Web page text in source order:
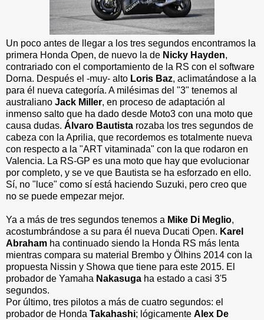
Un poco antes de llegar a los tres segundos encontramos la
primera Honda Open, de nuevo la de Nicky Hayden,
contrariado con el comportamiento de la RS con el software
Dorna. Después el -muy- alto Loris Baz, aclimatándose a la
para él nueva categoría. A milésimas del "3" tenemos al
australiano Jack Miller, en proceso de adaptación al
inmenso salto que ha dado desde Moto3 con una moto que
causa dudas. Álvaro Bautista rozaba los tres segundos de
cabeza con la Aprilia, que recordemos es totalmente nueva
con respecto a la "ART vitaminada" con la que rodaron en
Valencia. La RS-GP es una moto que hay que evolucionar
por completo, y se ve que Bautista se ha esforzado en ello.
Sí, no "luce" como sí está haciendo Suzuki, pero creo que
no se puede empezar mejor.
Ya a más de tres segundos tenemos a Mike Di Meglio,
acostumbrándose a su para él nueva Ducati Open. Karel
Abraham ha continuado siendo la Honda RS más lenta
mientras compara su material Brembo y Ölhins 2014 con la
propuesta Nissin y Showa que tiene para este 2015. El
probador de Yamaha Nakasuga ha estado a casi 3'5
segundos.
Por último, tres pilotos a más de cuatro segundos: el
probador de Honda Takahashi; lógicamente Alex De